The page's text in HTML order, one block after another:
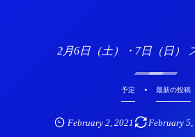
2月6日（土）・7日（日）
予定 最新の投稿
February 2, 2021 February 5